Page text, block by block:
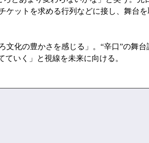
ケットを求める行列などに接し、舞台
化の豊かさを感じる」。“辛口”の舞
ていく」と視線を未来に向ける。